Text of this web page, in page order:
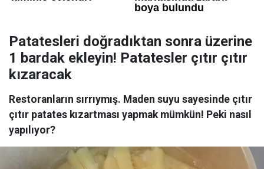
Patatesleri doğradıktan sonra üzerine
1 bardak ekleyin! Patatesler çıtır çıtır
kızaracak
Restoranların sırrıymış. Maden suyu sayesinde çıtır
çıtır patates kızartması yapmak mümkün! Peki nasıl
yapılıyor?